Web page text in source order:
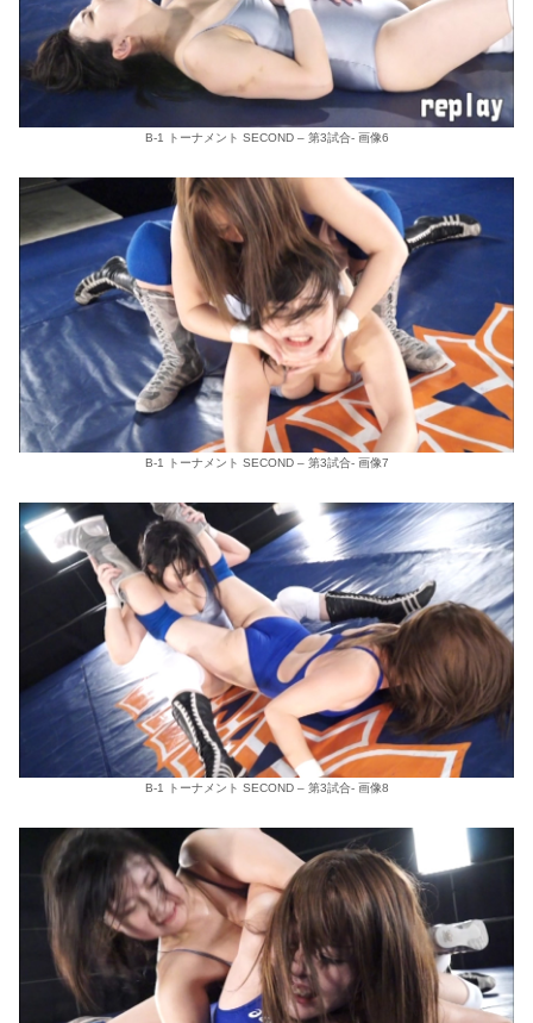
B-1 トーナメント SECOND – 第3試合- 画像6
B-1 トーナメント SECOND – 第3試合- 画像7
B-1 トーナメント SECOND – 第3試合- 画像8